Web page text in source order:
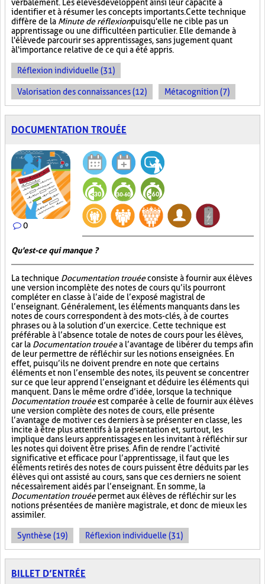
verbalement. Les élèves développent ainsi leur capacité à
identifier et à résumer les concepts importants. Cette technique
diffère de la Minute de réflexionpuisqu'elle ne cible pas un
apprentissage ou une difficulté en particulier. Elle demande à
l'élève de parcourir ses apprentissages, sans jugement quant
à l'importance relative de ce qui a été appris.
Réflexion individuelle (31)
Valorisation des connaissances (12) Métacognition (7)
DOCUMENTATION TROUÉE
0
Qu'est-ce qui manque ?
La technique Documentation trouéeconsiste à fournir aux élèves
une version incomplète des notes de cours qu’ils pourront
compléter en classe à l’aide de l’exposé magistral de
l’enseignant. Généralement, les éléments manquants dans les
notes de cours correspondent à des mots-clés, à de courtes
phrases ou à la solution d’un exercice. Cette technique est
préférable à l’absence totale de notes de cours pour les élèves,
car la Documentation trouéea l’avantage de libérer du temps afin
de leur permettre de réfléchir sur les notions enseignées. En
effet, puisqu’ils ne doivent prendre en note que certains
éléments et non l’ensemble des notes, ils peuvent se concentrer
sur ce que leur apprend l’enseignant et déduire les éléments qui
manquent. Dans le même ordre d’idée, lorsque la technique
Documentation trouéeest comparée à celle de fournir aux élèves
une version complète des notes de cours, elle présente
l’avantage de motiver ces derniers à se présenter en classe, les
incite à être plus attentifs à la présentation et, surtout, les
implique dans leurs apprentissages en les invitant à réfléchir sur
les notes qui doivent être prises. Afin de rendre l’activité
significative et efficace pour l’apprentissage, il faut que les
éléments retirés des notes de cours puissent être déduits par les
élèves qui ont assisté au cours, sans que ces derniers ne soient
nécessairement aidés par l’enseignant. En somme, la
Documentation trouéepermet aux élèves de réfléchir sur les
notions présentées de manière magistrale, et donc de mieux les
assimiler.
Synthèse (19) Réflexion individuelle (31)
BILLET D’ENTRÉE